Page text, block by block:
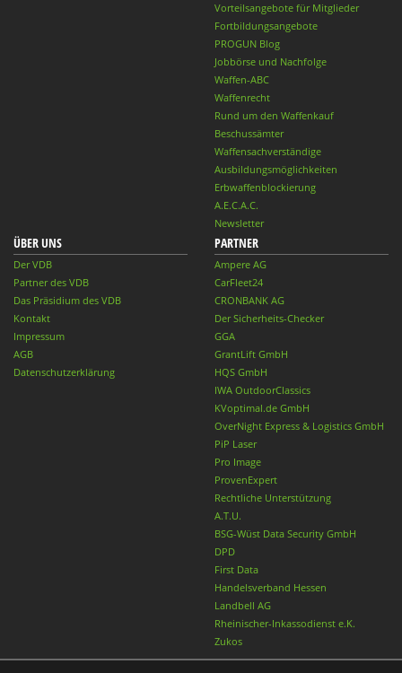
Vorteilsangebote für Mitglieder
Fortbildungsangebote
PROGUN Blog
Jobbörse und Nachfolge
Waffen-ABC
Waffenrecht
Rund um den Waffenkauf
Beschussämter
Waffensachverständige
Ausbildungsmöglichkeiten
Erbwaffenblockierung
A.E.C.A.C.
Newsletter
ÜBER UNS
Der VDB
Partner des VDB
Das Präsidium des VDB
Kontakt
Impressum
AGB
Datenschutzerklärung
PARTNER
Ampere AG
CarFleet24
CRONBANK AG
Der Sicherheits-Checker
GGA
GrantLift GmbH
HQS GmbH
IWA OutdoorClassics
KVoptimal.de GmbH
OverNight Express & Logistics GmbH
PiP Laser
Pro Image
ProvenExpert
Rechtliche Unterstützung
A.T.U.
BSG-Wüst Data Security GmbH
DPD
First Data
Handelsverband Hessen
Landbell AG
Rheinischer-Inkassodienst e.K.
Zukos